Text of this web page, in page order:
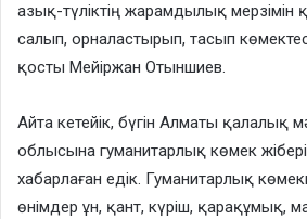
азық-түліктің жарамдылық мерзімін
салып, орналастырып, тасып
қосты Мейіржан Отыншиев.
Айта кетейік, бүгін Алматы қалалық
облысына гуманитарлық көмек
хабарлаған едік. Гуманитарлық
өнімдер ұн, қант, күріш, қарақұмық,